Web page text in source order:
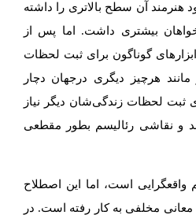
هنرمند آن سطح بالاتری را داشته
بیشتری داشت. اما پس از
گوناگون برای ثبت لحظات
هرچیز دیگری درجهان دچار
ثبت لحظات زندگی‌شان دیگر نیاز
و نقاشی رئالیسم بطور مقطعی
است، اما این اصطلاح
معانی مخلفی به کار رفته است. در